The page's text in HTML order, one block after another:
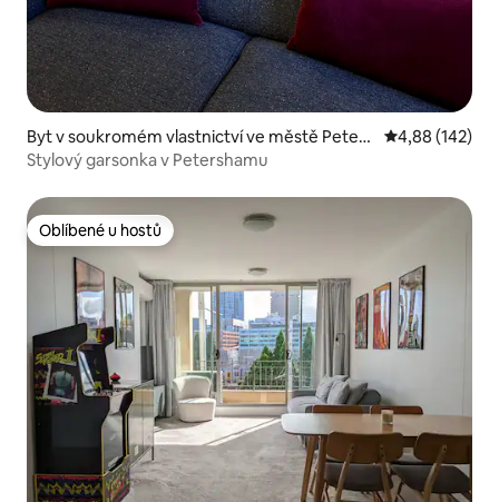
Byt v soukromém vlastnictví ve městě Peters
ham
Průměrné
4,88 (142)
Stylový garsonka v Petershamu
Oblíbené u hostů
Oblíbené u hostů